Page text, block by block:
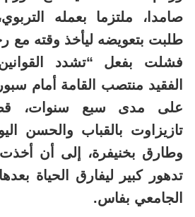
صامدا، ملتزما بعمله
طلبت بتعويضه ليأخذ وقته مع
فشلت بفعل “تشدد القوانين
الفقيد منتصب القامة أمام
على مدى سبع سنوات،
تازيزاوت بالقباب والحسن
وطارق بخنيفرة، إلى
أن
تدهور كبير ليفارق
الحياة
الجامعي بفاس.